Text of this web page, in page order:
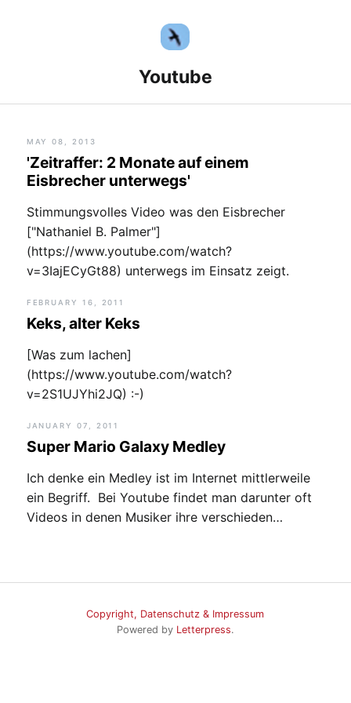
Youtube
MAY 08, 2013
'Zeitraffer: 2 Monate auf einem
Eisbrecher unterwegs'
Stimmungsvolles Video was den Eisbrecher
["Nathaniel B. Palmer"]
(https://www.youtube.com/watch?
v=3IajECyGt88) unterwegs im Einsatz zeigt.
FEBRUARY 16, 2011
Keks, alter Keks
[Was zum lachen]
(https://www.youtube.com/watch?
v=2S1UJYhi2JQ) :-)
JANUARY 07, 2011
Super Mario Galaxy Medley
Ich denke ein Medley ist im Internet mittlerweile
ein Begriff. Bei Youtube findet man darunter oft
Videos in denen Musiker ihre verschieden…
Copyright, Datenschutz & Impressum
Powered by Letterpress.